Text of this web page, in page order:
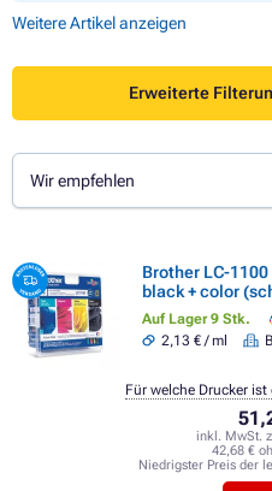
Weitere Artikel anzeigen
Erweiterte
Wir empfehlen
Brother LC-
black + color
Auf Lager 9 Stk.
2,13 € / ml
inkl. MwSt.
42,68 €
Niedrigster Preis der
Für welche Drucker